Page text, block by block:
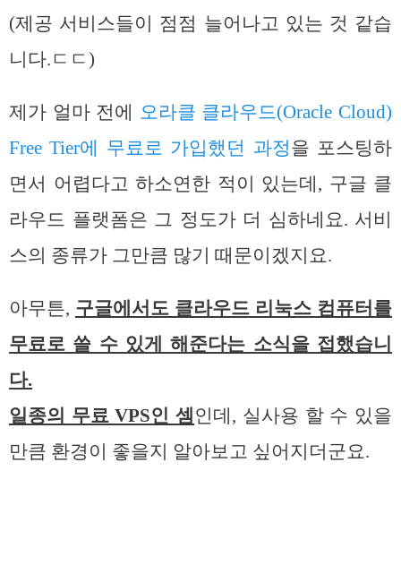
(제공 서비스들이 점점 늘어나고 있는 것 같습
니다.ㄷㄷ)
제가 얼마 전에 오라클 클라우드(Oracle Cloud)
Free Tier에 무료로 가입했던 과정을 포스팅하
면서 어렵다고 하소연한 적이 있는데, 구글 클
라우드 플랫폼은 그 정도가 더 심하네요. 서비
스의 종류가 그만큼 많기 때문이겠지요.
아무튼, 구글에서도 클라우드 리눅스 컴퓨터를
무료로 쓸 수 있게 해준다는 소식을 접했습니
다.
일종의 무료 VPS인 셈 인데, 실사용 할 수 있을
만큼 환경이 좋을지 알아보고 싶어지더군요.